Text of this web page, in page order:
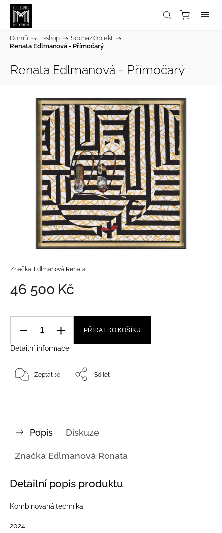
Domů / E-shop / Socha/Objekt /
Renata Edlmanová - Přímočarý
Renata Edlmanová - Přímočarý
Značka: Edlmanová Renata
46 500 Kč
PŘIDAT DO KOŠÍKU
Detailní informace
Zeptat se Sdílet
Popis Diskuze
Značka Edlmanová Renata
Detailní popis produktu
Kombinovaná technika
2024